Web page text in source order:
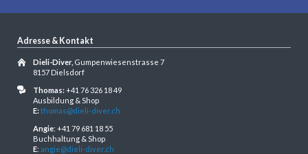
Adresse & Kontakt
Dieli-Diver, Gumpenwiesenstrasse 7
8157 Dielsdorf
Thomas:+41 76 326 18 49
Ausbildung & Shop
E:thomas@dieli-diver.ch
Angie: +41 79 681 18 55
Buchhaltung & Shop
E: angie@dieli-diver.ch